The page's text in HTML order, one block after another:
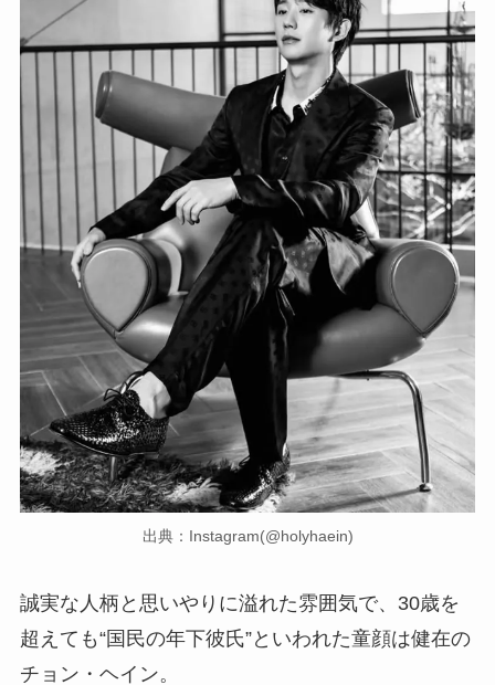
出典：Instagram(@holyhaein)
誠実な人柄と思いやりに溢れた雰囲気で、30歳を
超えても“国民の年下彼氏”といわれた童顔は健在の
チョン・ヘイン。